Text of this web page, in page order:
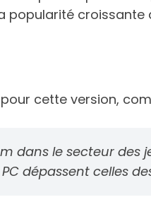
croissante
cette version,
dans le secteur des
dépassent celles